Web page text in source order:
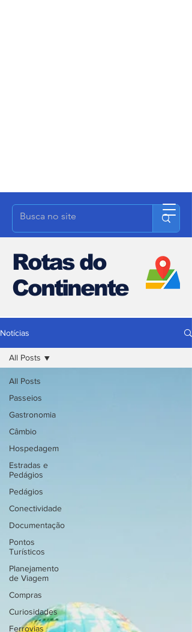
Rotas do
Continente
Notícias
All Posts
Passeios
Gastronomia
Câmbio
Hospedagem
Estradas e
Pedágios
Pedágios
Conectividade
Documentação
Pontos
Turísticos
Planejamento
de Viagem
Compras
Curiosidades
Ferrovias
All Posts